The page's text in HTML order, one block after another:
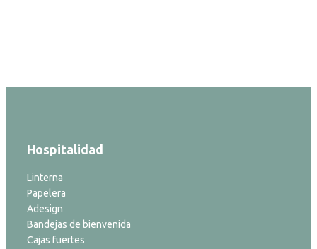
Hospitalidad
Linterna
Papelera
Adesign
Bandejas de bienvenida
Cajas fuertes